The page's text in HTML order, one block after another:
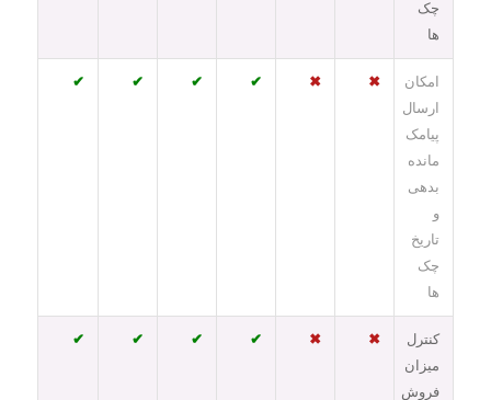
چک
ها
امکان
ارسال
پیامک
مانده
بدهی
و
تاریخ
چک
ها
✖
✖
✔
✔
✔
✔
کنترل
میزان
فروش
✖
✖
✔
✔
✔
✔